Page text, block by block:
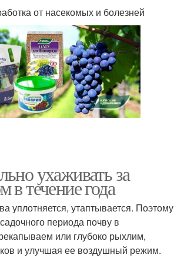
от насекомых и болезней
ухаживать за
в течение года
уплотняется, утаптывается. Поэтому
периода почву в
или глубоко рыхлим,
и улучшая ее воздушный режим.